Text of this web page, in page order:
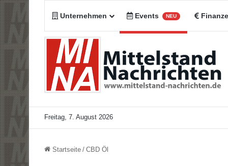
Unternehmen Events NEU
Freitag, 7. August 2026
Startseite / CBD Öl